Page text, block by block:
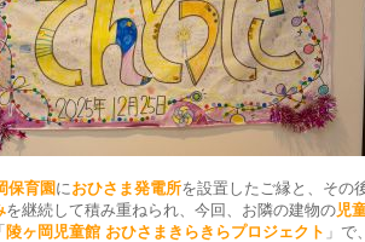
保育園 におひさま発電所を設置したご縁と、その
を継続して積み重ねられ、今回、お隣の建物の児
陵ヶ岡児童館 おひさまきらきらプロジェクト 」で